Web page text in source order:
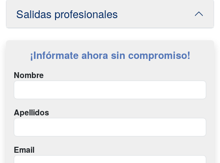
Salidas profesionales
¡Infórmate ahora sin compromiso!
Nombre
Apellidos
Email